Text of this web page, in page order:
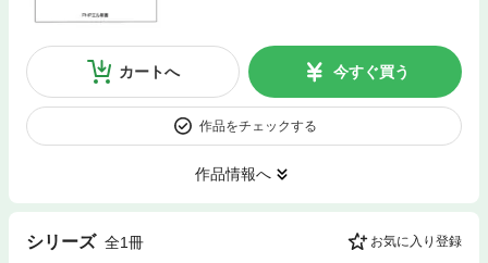
カートへ 今すぐ買う
作品をチェックする
作品情報へ
シリーズ 全1冊 お気に入り登録